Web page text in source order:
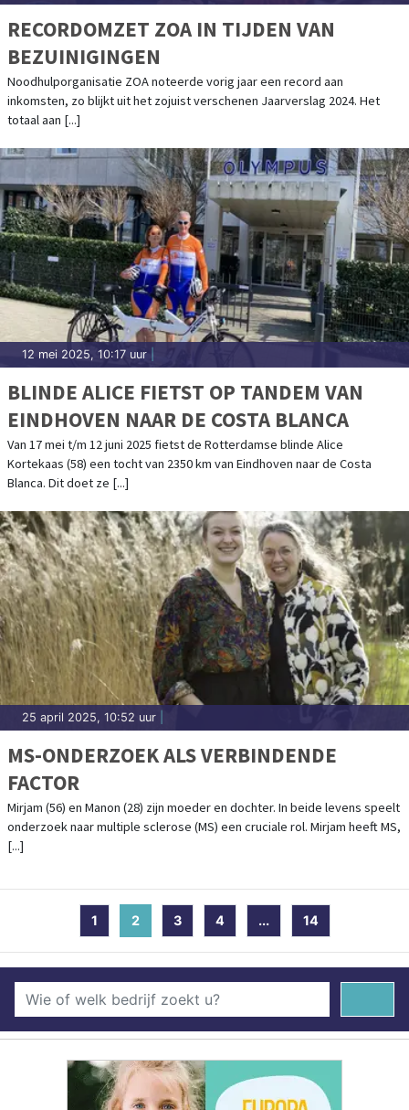
RECORDOMZET ZOA IN TIJDEN VAN
BEZUINIGINGEN
Noodhulporganisatie ZOA noteerde vorig jaar een record aan
inkomsten, zo blijkt uit het zojuist verschenen Jaarverslag 2024. Het
totaal aan [...]
12 mei 2025, 10:17 uur
BLINDE ALICE FIETST OP TANDEM VAN
EINDHOVEN NAAR DE COSTA BLANCA
Van 17 mei t/m 12 juni 2025 fietst de Rotterdamse blinde Alice
Kortekaas (58) een tocht van 2350 km van Eindhoven naar de Costa
Blanca. Dit doet ze [...]
25 april 2025, 10:52 uur
MS-ONDERZOEK ALS VERBINDENDE
FACTOR
Mirjam (56) en Manon (28) zijn moeder en dochter. In beide levens speelt
onderzoek naar multiple sclerose (MS) een cruciale rol. Mirjam heeft MS,
[...]
1 2(current)
3 4 ... 14